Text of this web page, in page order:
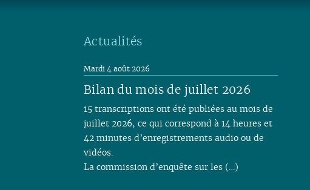
Actualités
Bilan du mois de juillet 2026
Mardi 4 août 2026
15 transcriptions ont été publiées au mois de
juillet 2026, ce qui correspond à 14 heures et
42 minutes d’enregistrements audio ou de
vidéos.
La commission d’enquête sur les (…)